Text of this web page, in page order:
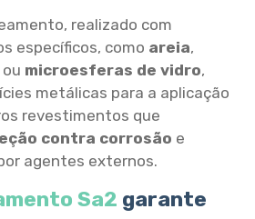
realizado com
específicos, como areia,
ou microesferas de vidro,
metálicas para a aplicação
revestimentos que
contra corrosão e
agentes externos.
Sa2 garante